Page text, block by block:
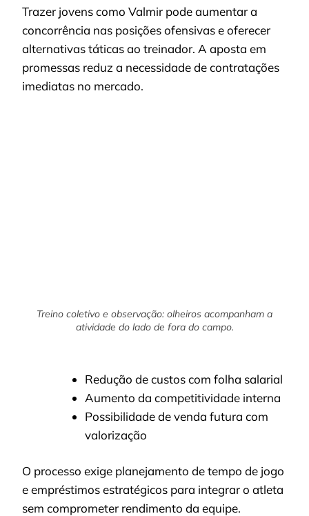
Trazer jovens como Valmir pode aumentar a
concorrência nas posições ofensivas e oferecer
alternativas táticas ao treinador. A aposta em
promessas reduz a necessidade de contratações
imediatas no mercado.
Treino coletivo e observação: olheiros acompanham a
atividade do lado de fora do campo.
Redução de custos com folha salarial
Aumento da competitividade interna
Possibilidade de venda futura com
valorização
O processo exige planejamento de tempo de jogo
e empréstimos estratégicos para integrar o atleta
sem comprometer rendimento da equipe.